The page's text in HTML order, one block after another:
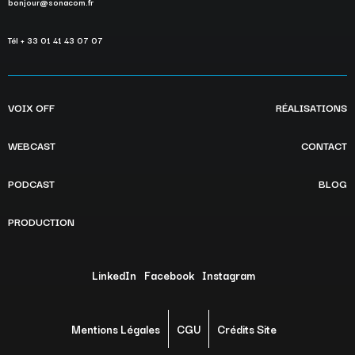
Tél + 33 01 41 43 07 07
VOIX OFF
WEBCAST
PODCAST
PRODUCTION
RÉALISATIONS
CONTACT
BLOG
LinkedIn Facebook Instagram
Mentions Légales CGU Crédits Site